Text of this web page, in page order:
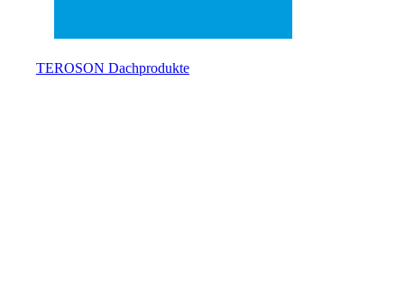
TEROSON Dachprodukte